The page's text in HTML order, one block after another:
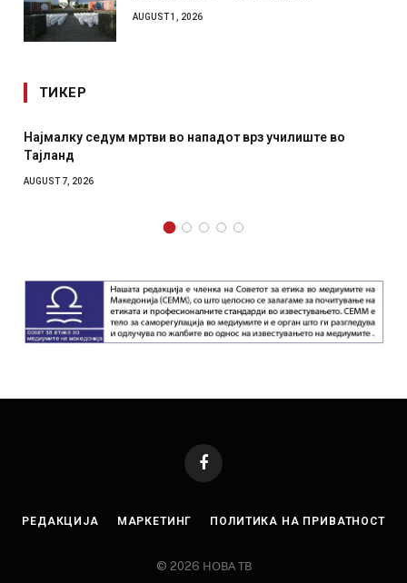
AUGUST 1, 2026
ТИКЕР
во
СОЗИС: Украинците повеќе им веруваат на
Facebook
РЕДАКЦИЈА МАРКЕТИНГ ПОЛИТИКА НА ПРИВАТНОСТ
© 2026 НОВА ТВ